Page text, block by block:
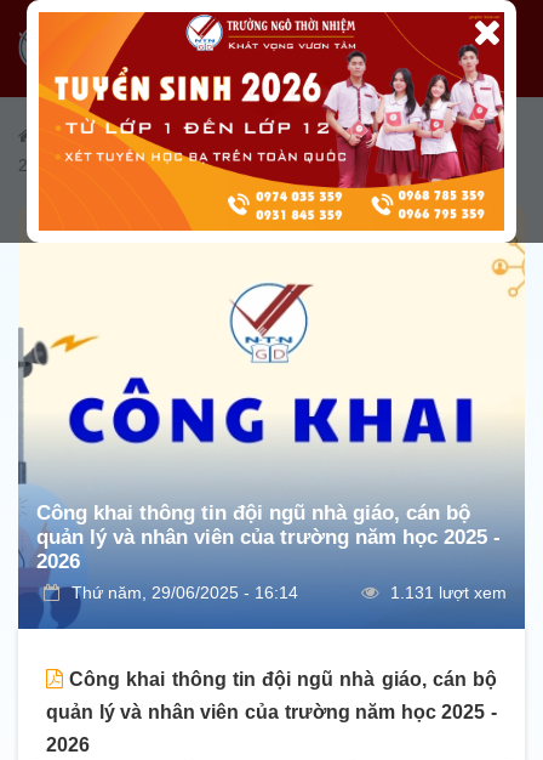
Công khai/Công khai TP. Hồ Chí Minh/Năm học 2025 -
2026
Công khai thông tin đội ngũ nhà giáo, cán bộ
quản lý và nhân viên của trường năm học 2025 -
2026
Thứ năm, 29/06/2025 - 16:14 1.131 lượt xem
Công khai thông tin đội ngũ nhà giáo, cán bộ
quản lý và nhân viên của trường năm học 2025 -
2026